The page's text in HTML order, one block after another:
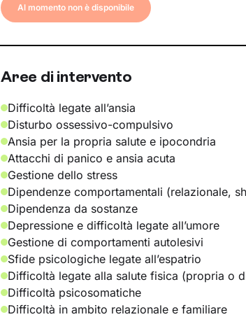
Al momento non è disponibile
Aree di intervento
Difficoltà legate all’ansia
Disturbo ossessivo-compulsivo
Ansia per la propria salute e ipocondria
Attacchi di panico e ansia acuta
Gestione dello stress
Dipendenze comportamentali (relazionale,
Dipendenza da sostanze
Depressione e difficoltà legate all’umore
Gestione di comportamenti autolesivi
Sfide psicologiche legate all’espatrio
Difficoltà legate alla salute fisica (propria o
Difficoltà psicosomatiche
Difficoltà in ambito relazionale e familiare